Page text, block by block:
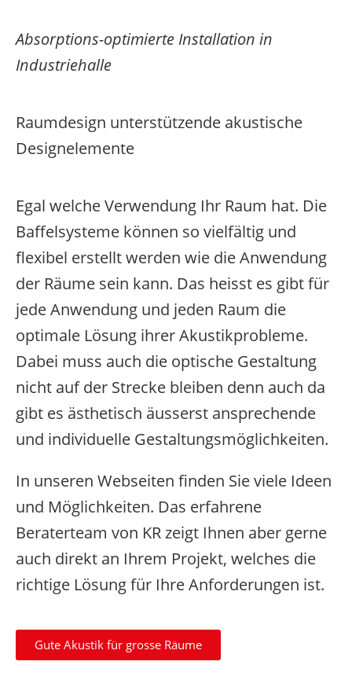
Absorptions-optimierte Installation in
Industriehalle
Raumdesign unterstützende akustische
Designelemente
Egal welche Verwendung Ihr Raum hat. Die
Baffelsysteme können so vielfältig und
flexibel erstellt werden wie die Anwendung
der Räume sein kann. Das heisst es gibt für
jede Anwendung und jeden Raum die
optimale Lösung ihrer Akustikprobleme.
Dabei muss auch die optische Gestaltung
nicht auf der Strecke bleiben denn auch da
gibt es ästhetisch äusserst ansprechende
und individuelle Gestaltungsmöglichkeiten.
In unseren Webseiten finden Sie viele Ideen
und Möglichkeiten. Das erfahrene
Beraterteam von KR zeigt Ihnen aber gerne
auch direkt an Ihrem Projekt, welches die
richtige Lösung für Ihre Anforderungen ist.
Gute Akustik für grosse Räume